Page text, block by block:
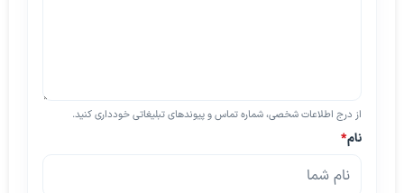
از درج اطلاعات شخصی، شماره تماس و پیوندهای تبلیغاتی خودداری کنید.
نام*